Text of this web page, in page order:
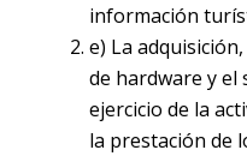
información
e) La
de hardware y el
ejercicio de la
la prestación de